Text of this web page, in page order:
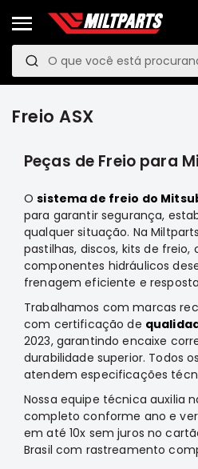
e
s
Pesquisa
LINKS
PREVENTIVA
VEÍCULOS
Mitsubishi
Pajero
TR4
e
IO
Motor
Freio
Correias
Filtros
Elétrica
Freio ASX
Peças de Freio para
Osistema de freio do
para garantir segurança,
qualquer situação. Na
pastilhas, discos, kits de freio,
componentes hidráulicos
frenagem eficiente e
Trabalhamos com marcas
com certificação de
2023, garantindo encaixe
durabilidade superior. Todos
atendem especificações
Nossa equipe técnica auxilia
completo conforme ano e
em até 10x sem juros no
Brasil com rastreamento